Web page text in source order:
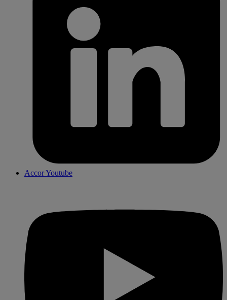
Accor Youtube